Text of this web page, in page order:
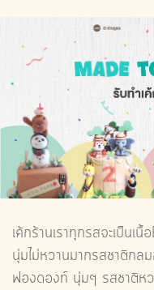
เค้กร้านเราทุกรสจะเป็นเ
นุ่มไม่หวานมากรสชาติกล
ฟองดองท์ นุ่มๆ รสชาติห